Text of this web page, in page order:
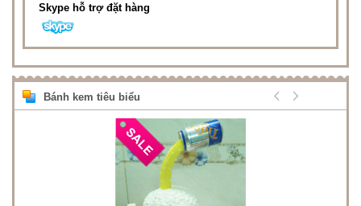
Skype hỗ trợ đặt hàng
Bánh kem tiêu biểu